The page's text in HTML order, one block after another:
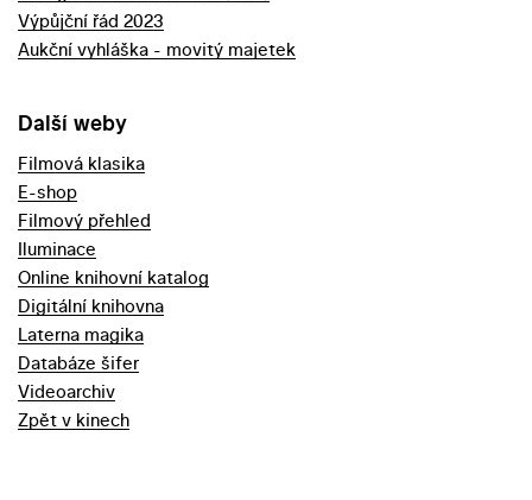
Výpůjční řád 2023
Aukční vyhláška - movitý majetek
Další weby
Filmová klasika
E-shop
Filmový přehled
Iluminace
Online knihovní katalog
Digitální knihovna
Laterna magika
Databáze šifer
Videoarchiv
Zpět v kinech